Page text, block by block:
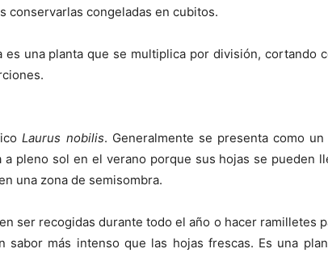
conservarlas congeladas en cubitos.
es una planta que se multiplica por división, cortando
Laurus nobilis. Generalmente se presenta como
a pleno sol en el verano porque sus hojas se pueden
una zona de semisombra.
ser recogidas durante todo el año o hacer ramilletes
sabor más intenso que las hojas frescas. Es una